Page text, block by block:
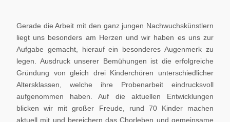
Gerade die Arbeit mit den ganz jungen Nachwuchskünstlern
liegt uns besonders am Herzen und wir haben es uns zur
Aufgabe gemacht, hierauf ein besonderes Augenmerk zu
legen. Ausdruck unserer Bemühungen ist die erfolgreiche
Gründung von gleich drei Kinderchören unterschiedlicher
Altersklassen, welche ihre Probenarbeit eindrucksvoll
aufgenommen haben. Auf die aktuellen Entwicklungen
blicken wir mit großer Freude, rund 70 Kinder machen
aktuell mit und bereichern das Chorleben und gemeinsame